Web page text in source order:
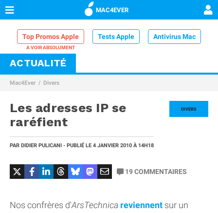
MAC4EVER
Top Promos Apple Tests Apple Antivirus Mac
VPN Mac
Comparatif iPhone
ACTUALITÉ
Mac4Ever Divers
DIVERS
Les adresses IP se
raréfient
PAR DIDIER PULICANI - PUBLIÉ LE 4 JANVIER 2010 À 14H18
19COMMENTAIRES
Nos confrères d'ArsTechnica reviennent sur un